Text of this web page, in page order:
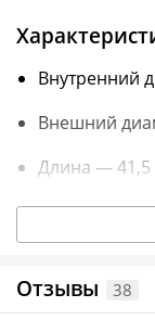
Внутренний
Внешний
Длина — 41,5
Информация о
внешнем виде
данных от
Отзывы 38